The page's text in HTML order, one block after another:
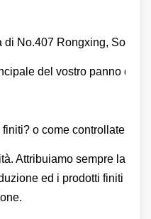
di No.407 Rongxing,
del vostro panno di
finiti? o come controllate la
Attribuiamo sempre la
ed i prodotti finiti